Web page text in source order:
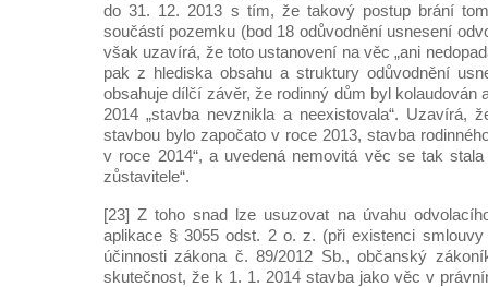
do 31. 12. 2013 s tím, že takový postup brání
součástí pozemku (bod 18 odůvodnění usnesení
však uzavírá, že toto ustanovení na věc „ani
pak z hlediska obsahu a struktury odůvodnění
obsahuje dílčí závěr, že rodinný dům byl kolaudován
2014 „stavba nevznikla a neexistovala“. Uzavírá,
stavbou bylo započato v roce 2013, stavba
v roce 2014“, a uvedená nemovitá věc se tak
zůstavitele“.
[23] Z toho snad lze usuzovat na úvahu
aplikace § 3055 odst. 2 o. z. (při existenci
účinnosti zákona č. 89/2012 Sb., občanský
skutečnost, že k 1. 1. 2014 stavba jako věc v